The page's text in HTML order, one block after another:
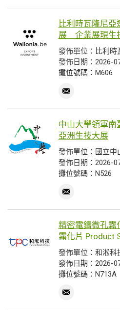
比利時瓦隆尼
展 企業展現生
發佈單位：比利時
發佈日期：2026-
攤位號碼：M606
中山大學領軍南
亞洲生技大展
發佈單位：國立中
發佈日期：2026-
攤位號碼：N526
精密電鑄微孔霧
霧化片 Product
發佈單位：和淞科
發佈日期：2026-
攤位號碼：N713A